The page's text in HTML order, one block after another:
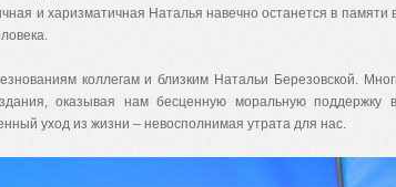
и харизматичная Наталья навечно останется в памяти
коллегам и близким Натальи Березовской.
оказывая нам бесценную моральную поддержку
уход из жизни – невосполнимая утрата для нас.